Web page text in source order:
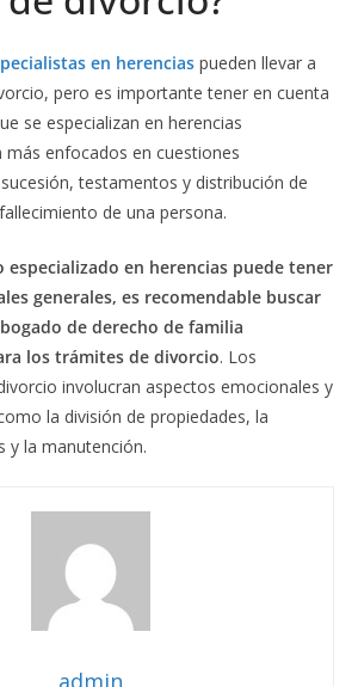
en herencias pueden llevar a
pero es importante tener en cuenta
se especializan en herencias
más enfocados en cuestiones
testamentos y distribución de
de una persona.
especializado en herencias puede tener
generales, es recomendable buscar
de derecho de familia
los trámites de divorcio. Los
involucran aspectos emocionales y
la división de propiedades, la
y la manutención.
admin